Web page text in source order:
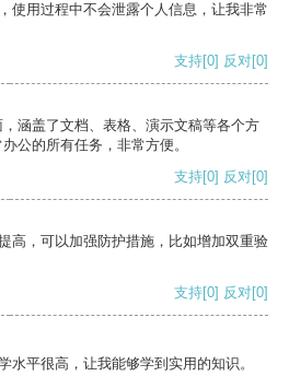
使用过程中不会泄露个人信息，让我非常
支持[0] 反对[0]
涵盖了文档、表格、演示文稿等各个方
公的所有任务，非常方便。
支持[0] 反对[0]
高，可以加强防护措施，比如增加双重验
支持[0] 反对[0]
水平很高，让我能够学到实用的知识。